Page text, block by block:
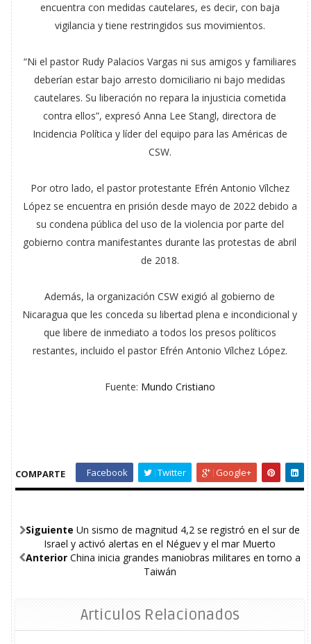
encuentra con medidas cautelares, es decir, con baja
vigilancia y tiene restringidos sus movimientos.
“Ni el pastor Rudy Palacios Vargas ni sus amigos y familiares
deberían estar bajo arresto domiciliario ni bajo medidas
cautelares. Su liberación no repara la injusticia cometida
contra ellos”, expresó Anna Lee Stangl, directora de
Incidencia Política y líder del equipo para las Américas de
CSW.
Por otro lado, el pastor protestante Efrén Antonio Vílchez
López se encuentra en prisión desde mayo de 2022 debido a
su condena pública del uso de la violencia por parte del
gobierno contra manifestantes durante las protestas de abril
de 2018.
Además, la organización CSW exigió al gobierno de
Nicaragua que les conceda su libertad plena e incondicional y
que libere de inmediato a todos los presos políticos
restantes, incluido el pastor Efrén Antonio Vílchez López.
Fuente: Mundo Cristiano
COMPARTE Facebook Twitter Google+
Siguiente Un sismo de magnitud 4,2 se registró en el sur de
Israel y activó alertas en el Néguev y el mar Muerto
Anterior China inicia grandes maniobras militares en torno a
Taiwán
Articulos Relacionados